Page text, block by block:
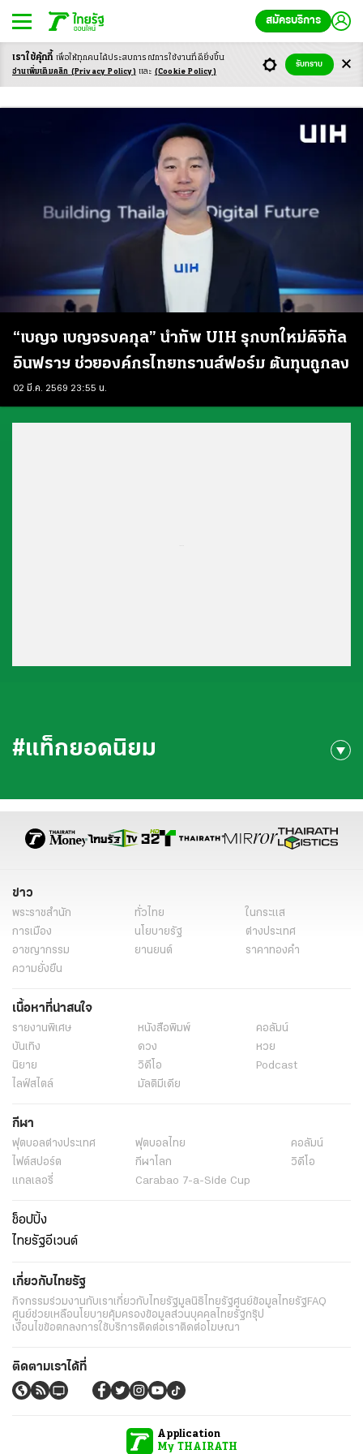
สมัครบริการ
Network Services
“เบญจ เบญจรงคกุล” นำทัพ UIH รุกบทใหม่ดิจิทัล
อินฟราฯ ช่วยองค์กรไทยทรานส์ฟอร์ม ต้นทุนถูกลง
02 มี.ค. 2569 23:55 น.
#แท็กยอดนิยม
ข่าว
พระราชสำนัก ทั่วไทย
ในกระแส
การเมือง
นโยบายรัฐ
ต่างประเทศ
อาชญากรรม
ยานยนต์
ราคาทองคำ
ความยั่งยืน
เนื้อหาที่น่าสนใจ
รายงานพิเศษ หนังสือพิมพ์
คอลัมน์
บันเทิง
ดวง
หวย
นิยาย
วิดีโอ
Podcast
ไลฟ์สไตล์
มัลติมีเดีย
กีฬา
ฟุตบอลต่่างประเทศ ฟุตบอลไทย
คอลัมน์
ไฟต์สปอร์ต
กีฬาโลก
วิดีโอ
แกลเลอรี่
Carabao 7-a-Side Cup
ช็อปปิ้ง
ไทยรัฐอีเวนต์
เกี่ยวกับไทยรัฐ
กิจกรรมร่วมงานกับเราเกี่ยวกับไทยรัฐมูลนิธิไทยรัฐศูนย์ข้อมูลไทยรัฐFAQ
ศูนย์ช่วยเหลือนโยบายคุ้มครองข้อมูลส่วนบุคคลไทยรัฐกรุ๊ป
เงื่อนไขข้อตกลงการใช้บริการติดต่อเราติดต่อโฆษณา
ติดตามเราได้ที่
Application
My THAIRATH
เราใช้คุ้กกี้ เพื่อให้ทุกคนได้ประสบการณ์การใช้งานที่ดียิ่งขึ้น
อ่านเพิ่มเติมคลิก (Privacy Policy) และ (Cookie Policy)
รับทราบ